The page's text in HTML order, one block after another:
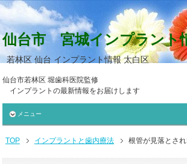
仙台市 宮城インプラント
若林区 仙台 インプラント情報 太白区
仙台市若林区 堀歯科医院監修
インプラントの最新情報をお届けします
メニュー
TOP インプラントと歯内療法 根管が見落とさ